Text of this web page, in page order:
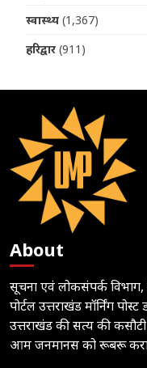
स्वास्थ्य (1,367)
हरिद्वार (911)
About
सूचना एवं लोकसंपर्क
पोर्टल उत्तराखंड मॉर्निंग
उत्तराखंड की सत्य की
आम जनमानस को रूबरू